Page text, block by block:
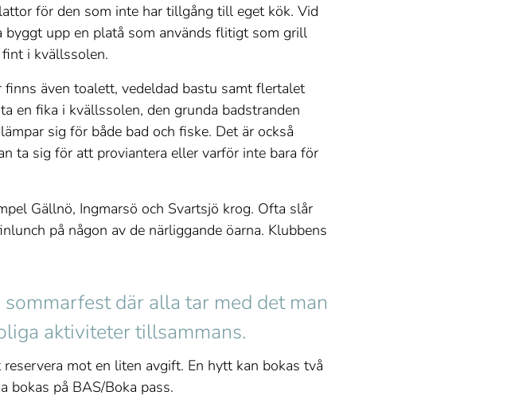
för den som inte har tillgång till eget kök. Vid
byggt upp en platå som används flitigt som grill
i kvällssolen.
även toalett, vedeldad bastu samt flertalet
en fika i kvällssolen, den grunda badstranden
sig för både bad och fiske. Det är också
ta sig för att proviantera eller varför inte bara för
Gällnö, Ingmarsö och Svartsjö krog. Ofta slår
på någon av de närliggande öarna. Klubbens
där alla tar med det man
aktiviteter tillsammans.
mot en liten avgift. En hytt kan bokas två
bokas på BAS/Boka pass.